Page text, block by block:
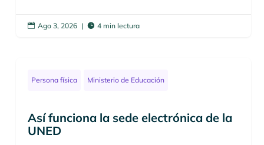
 Ago 3, 2026 |  4 min lectura
Persona física Ministerio de Educación
Así funciona la sede electrónica de la
UNED